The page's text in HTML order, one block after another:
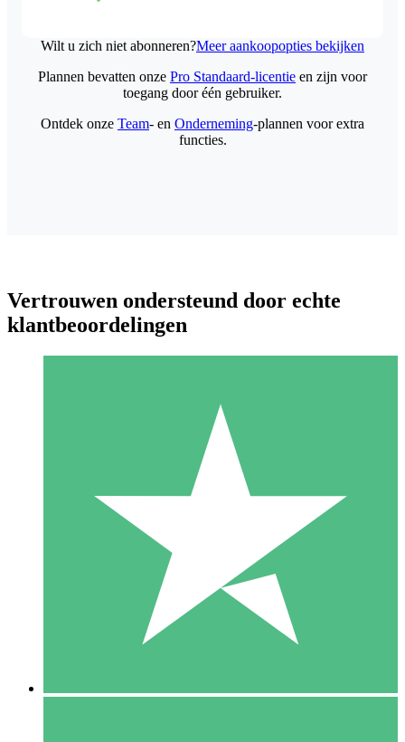
Wilt u zich niet abonneren?Meer aankoopopties bekijken
Individuele Creditpakketten
Betaal per gebruik met downloadtegoeden. Geen maandelijkse
1000
Plannen bevatten onze Pro Standaard-licentie en zijn voor
toegang door één gebruiker.
Ontdek onze Team- en Onderneming-plannen voor extra
functies.
Vertrouwen ondersteund door echte
klantbeoordelingen